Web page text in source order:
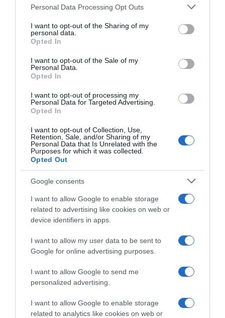
Please note that this website/app uses one or more Google
not limited to your visit or usage behaviour. You may click to
grant or deny consent to Google and its third-party tags to
use your data for below specified purposes in below Google
consent section.
Personal Data Processing Opt Outs
I want to opt-out of the Sharing of my
personal data.
Opted In
I want to opt-out of the Sale of my
Personal Data.
Opted In
I want to opt-out of processing my
Personal Data for Targeted Advertising.
Opted In
I want to opt-out of Collection, Use,
Retention, Sale, and/or Sharing of my
Personal Data that Is Unrelated with the
Purposes for which it was collected.
Opted Out
Google consents
I want to allow Google to enable storage
related to advertising like cookies on web or
device identifiers in apps.
I want to allow my user data to be sent to
Google for online advertising purposes.
I want to allow Google to send me
personalized advertising.
I want to allow Google to enable storage
related to analytics like cookies on web or
ΠΟΛΙΤΙΚΗ